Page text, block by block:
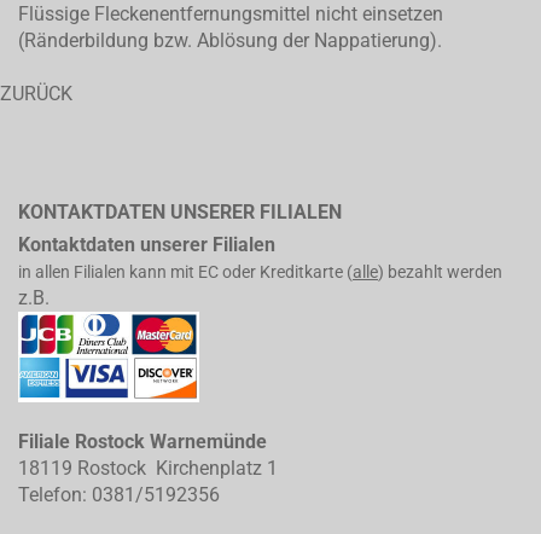
Flüssige Fleckenentfernungsmittel nicht einsetzen
(Ränderbildung bzw. Ablösung der Nappatierung).
ZURÜCK
KONTAKTDATEN UNSERER FILIALEN
Kontaktdaten unserer Filialen
in allen Filialen kann mit EC oder Kreditkarte (alle) bezahlt werden
z.B.
Filiale Rostock Warnemünde
18119 Rostock Kirchenplatz 1
Telefon: 0381/5192356